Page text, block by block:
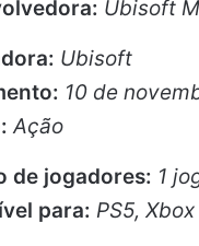
Ubisoft
Ubisoft
10 de
Ação
de jogadores: 1
para: PS5,